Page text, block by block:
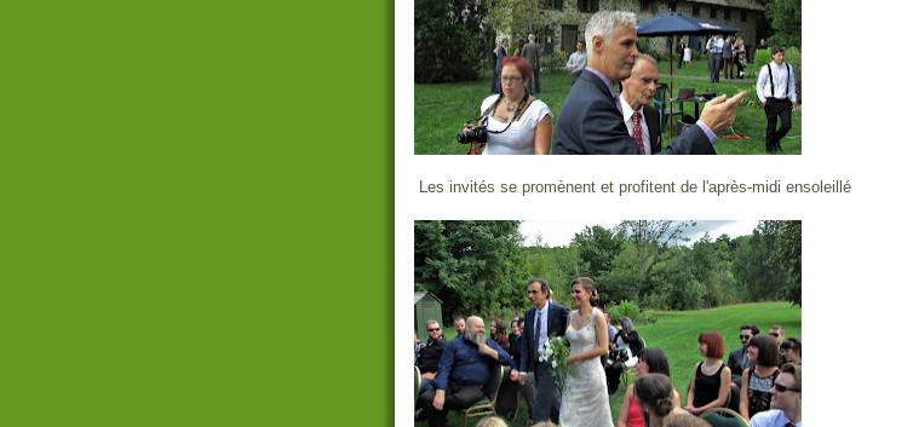
Les invités se promènent et profitent de l'après-midi ensoleillé